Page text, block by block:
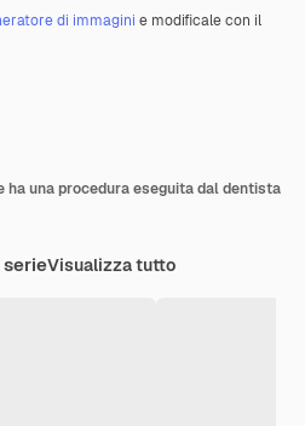
di immagini e modificale con il
ha una procedura eseguita dal dentista
Visualizza tutto